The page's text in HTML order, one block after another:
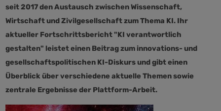
seit 2017 den Austausch zwischen Wissenschaft,
Wirtschaft und Zivilgesellschaft zum Thema KI. Ihr
aktueller Fortschrittsbericht "KI verantwortlich
gestalten" leistet einen Beitrag zum innovations- und
gesellschaftspolitischen KI-Diskurs und gibt einen
Überblick über verschiedene aktuelle Themen sowie
zentrale Ergebnisse der Plattform-Arbeit.